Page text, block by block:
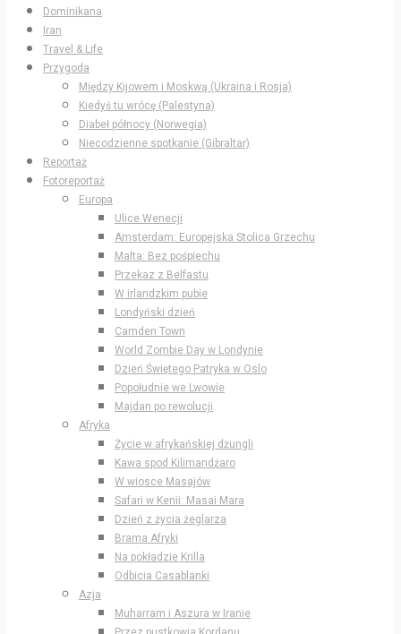
Dominikana
Iran
Travel & Life
Przygoda
Między Kijowem i Moskwą (Ukraina i Rosja)
Kiedyś tu wrócę (Palestyna)
Diabeł północy (Norwegia)
Niecodzienne spotkanie (Gibraltar)
Reportaż
Fotoreportaż
Europa
Ulice Wenecji
Amsterdam: Europejska Stolica Grzechu
Malta: Bez pośpiechu
Przekaz z Belfastu
W irlandzkim pubie
Londyński dzień
Camden Town
World Zombie Day w Londynie
Dzień Świętego Patryka w Oslo
Popołudnie we Lwowie
Majdan po rewolucji
Afryka
Życie w afrykańskiej dżungli
Kawa spod Kilimandżaro
W wiosce Masajów
Safari w Kenii: Masai Mara
Dzień z życia żeglarza
Brama Afryki
Na pokładzie Krilla
Odbicia Casablanki
Azja
Muharram i Aszura w Iranie